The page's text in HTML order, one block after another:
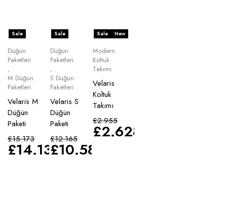
Sale
Düğün
Paketleri
,
M Düğün
Paketleri
Velaris M
Düğün
Paketi
£15.173
£14.135
Sale
Düğün
Paketleri
,
S Düğün
Paketleri
Velaris S
Düğün
Paketi
£12.165
£10.583
Sale New
Modern
Koltuk
Takımı
Velaris
Koltuk
Takımı
£2.955
£2.628